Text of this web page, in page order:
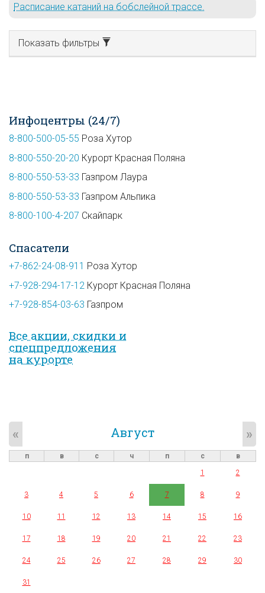
Расписание катаний на бобслейной трассе.
Показать фильтры
Инфоцентры (24/7)
8-800-500-05-55 Роза Хутор
8-800-550-20-20 Курорт Красная Поляна
8-800-550-53-33 Газпром Лаура
8-800-550-53-33 Газпром Альпика
8-800-100-4-207 Скайпарк
Спасатели
+7-862-24-08-911 Роза Хутор
+7-928-294-17-12 Курорт Красная Поляна
+7-928-854-03-63 Газпром
Все акции, скидки и
спец­предложе­ния
на курорте
Август
« »
п в с ч п с
в
1
2
3 4 5 6 7 8 9
10 11 12 13 14 15 16
17 18 19 20 21 22 23
24 25 26 27 28 29 30
31